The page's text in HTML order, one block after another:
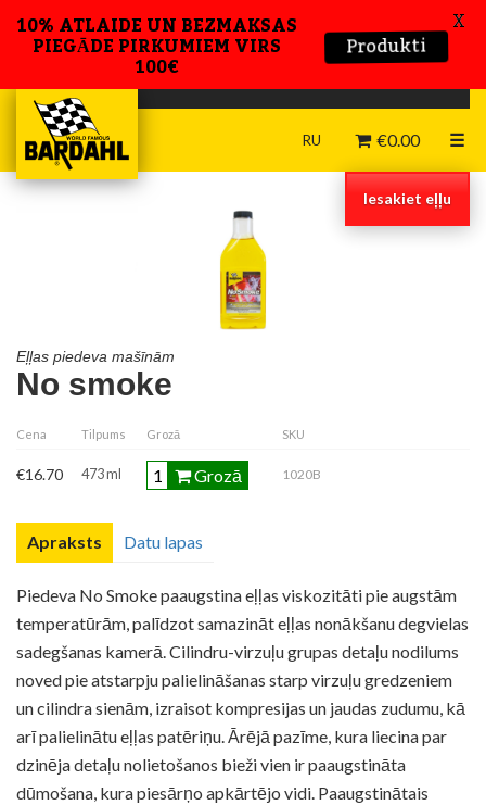
RU
Iesakiet eļļu
€0.00 ☰
Eļļas piedeva mašīnām
No smoke
Cena Tilpums Grozā SKU
€16.70 473 ml Grozā 1020B
Apraksts Datu lapas
Piedeva No Smoke paaugstina eļļas viskozitāti pie augstām
temperatūrām, palīdzot samazināt eļļas nonākšanu degvielas
sadegšanas kamerā. Cilindru-virzuļu grupas detaļu nodilums
noved pie atstarpju palielināšanas starp virzuļu gredzeniem
un cilindra sienām, izraisot kompresijas un jaudas zudumu, kā
arī palielinātu eļļas patēriņu. Ārējā pazīme, kura liecina par
dzinēja detaļu nolietošanos bieži vien ir paaugstināta
dūmošana, kura piesārņo apkārtējo vidi. Paaugstinātais
10% ATLAIDE UN BEZMAKSAS
PIEGĀDE PIRKUMIEM VIRS
100€ Produkti
X